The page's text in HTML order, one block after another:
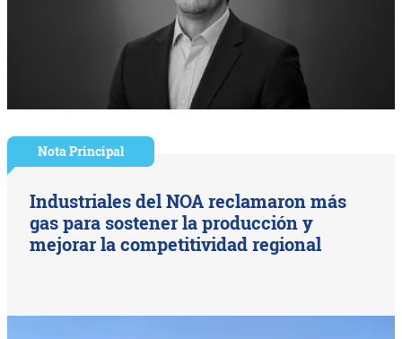
Nota Principal
Industriales del NOA reclamaron más
gas para sostener la producción y
mejorar la competitividad regional